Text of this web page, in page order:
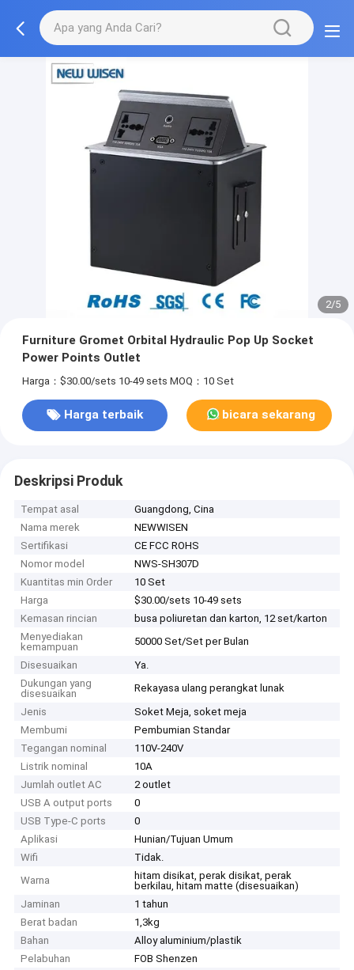
2/5
Furniture Gromet Orbital Hydraulic Pop Up Socket
Power Points Outlet
Harga：$30.00/sets 10-49 sets MOQ：10 Set
Harga terbaik bicara sekarang
Deskripsi Produk
Tempat asal
Guangdong, Cina
Nama merek
NEWWISEN
Sertifikasi
CE FCC ROHS
Nomor model
NWS-SH307D
Kuantitas min Order
10 Set
Harga
$30.00/sets 10-49 sets
Kemasan rincian
busa poliuretan dan karton, 12 set/karton
Menyediakan
kemampuan
50000 Set/Set per Bulan
Disesuaikan
Ya.
Dukungan yang
disesuaikan
Rekayasa ulang perangkat lunak
Jenis
Soket Meja, soket meja
Membumi
Pembumian Standar
Tegangan nominal
110V-240V
Listrik nominal
10A
Jumlah outlet AC
2 outlet
USB A output ports
0
USB Type-C ports
0
Aplikasi
Hunian/Tujuan Umum
Wifi
Tidak.
Warna
hitam disikat, perak disikat, perak
berkilau, hitam matte (disesuaikan)
Jaminan
1 tahun
Berat badan
1,3kg
Bahan
Alloy aluminium/plastik
Pelabuhan
FOB Shenzen